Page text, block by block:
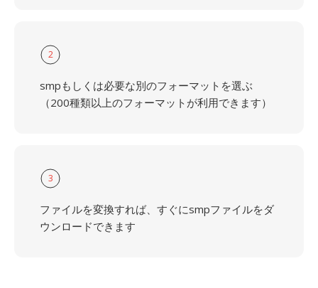
2
smpもしくは必要な別のフォーマットを選ぶ
（200種類以上のフォーマットが利用できます）
3
ファイルを変換すれば、すぐにsmpファイルをダ
ウンロードできます